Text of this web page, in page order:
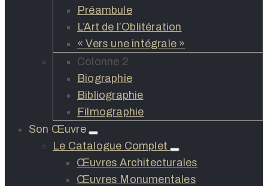
Préambule
L’Art de l’Oblitération
« Vers une intégrale »
Colonne 2
Biographie
Bibliographie
Filmographie
Son Œuvre
Le Catalogue Complet
Œuvres Architecturales
Œuvres Monumentales